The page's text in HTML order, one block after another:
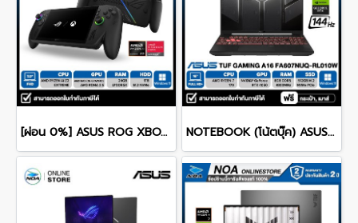
[ผ่อน 0%] ASUS ROG XBOX ALLY X RC73XA-NH015W 7.0" FHD 120Hz/AMD RYZEN AI Z2 EXTREME/RAM 24GB/SSD 1TB/WINDOWS 11 รับประกันศูนย์ไทย 2ปี NOTEBOOK (โน้ตบุ๊ค) ASUS TUF GAMING A16 FA607NUQ-RL010W 16" FHD+ 144Hz/RYZEN 7 170/RAM 8GB/SSD 512GB/RTX4050 รับประกันซ่อมฟรีถึงบ้าน 2ปี